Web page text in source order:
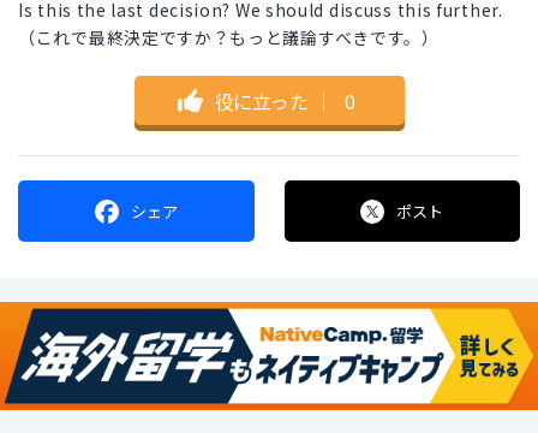
Is this the last decision? We should discuss this further.
（これで最終決定ですか？もっと議論すべきです。）
役に立った ｜ 0
シェア ポスト